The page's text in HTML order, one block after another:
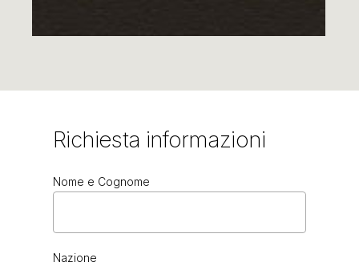
BROWN
Richiesta informazioni
Nome e Cognome
Nazione